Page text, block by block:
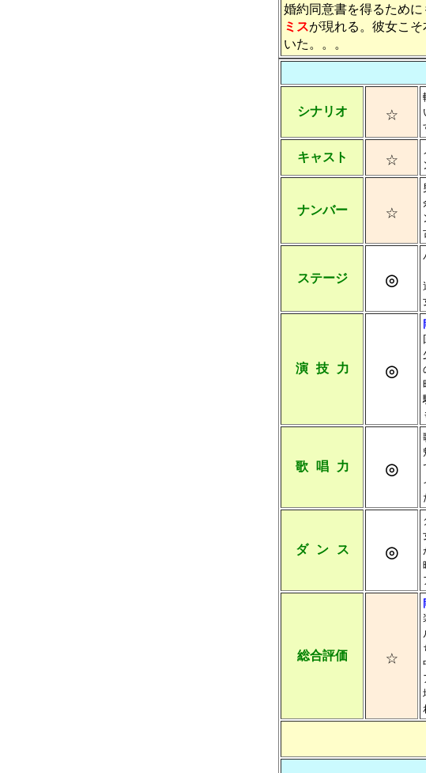
婚約同意書を得るため
ミスが現れる。彼女こ
いた。。。
シナリオ ☆
キャスト ☆
ナンバー ☆
ステージ ◎
演 技 力 ◎
歌 唱 力 ◎
ダ ン ス ◎
総合評価 ☆